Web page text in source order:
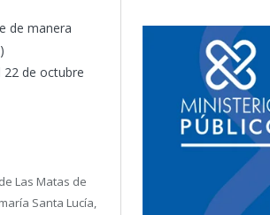
de manera
22 de octubre
Las Matas de
Santa Lucía,